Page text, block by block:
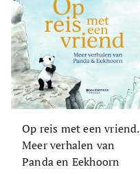
Op reis met een vriend.
Meer verhalen van
Panda en Eekhoorn